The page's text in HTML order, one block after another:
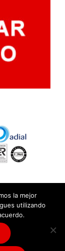
la mejor
utilizando